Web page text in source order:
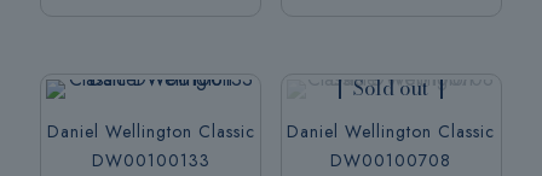
Daniel Wellington Classic
DW00100133
Sold out
Daniel Wellington Classic
DW00100708